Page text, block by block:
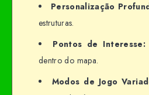
Personalização
estruturas.
Pontos de Interesse:
dentro do mapa.
Modos de Jogo